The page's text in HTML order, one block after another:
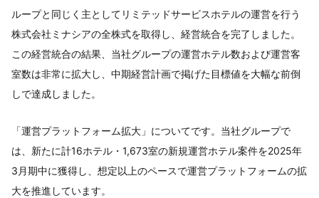
ループと同じく主としてリミテッドサービスホテルの運営を行う
株式会社ミナシアの全株式を取得し、経営統合を完了しました。
この経営統合の結果、当社グループの運営ホテル数および運営客
室数は非常に拡大し、中期経営計画で掲げた目標値を大幅な前倒
しで達成しました。
「運営プラットフォーム拡大」についてです。当社グループで
は、新たに計16ホテル・1,673室の新規運営ホテル案件を2025年
3月期中に獲得し、想定以上のペースで運営プラットフォームの拡
大を推進しています。